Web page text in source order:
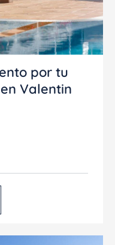
por tu
Valentin